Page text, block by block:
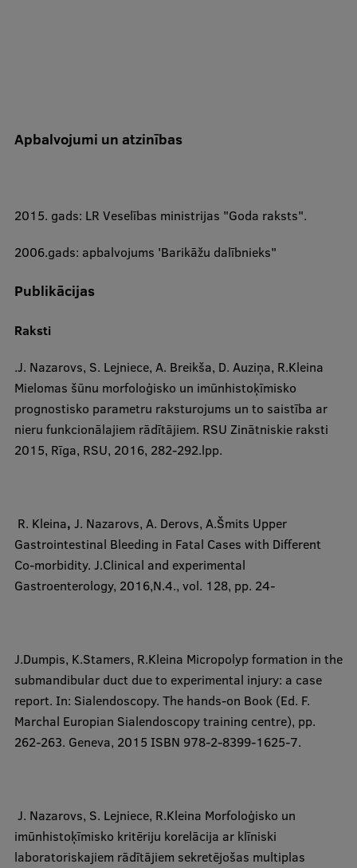
Apbalvojumi un atzinības
2015. gads: LR Veselības ministrijas "Goda raksts".
2006.gads: apbalvojums 'Barikāžu dalībnieks"
Publikācijas
Raksti
.J. Nazarovs, S. Lejniece, A. Breikša, D. Auziņa, R.Kleina
Mielomas šūnu morfoloģisko un imūnhistoķīmisko
prognostisko parametru raksturojums un to saistība ar
nieru funkcionālajiem rādītājiem. RSU Zinātniskie raksti
2015, Rīga, RSU, 2016, 282-292.lpp.
R. Kleina, J. Nazarovs, A. Derovs, A.Šmits Upper
Gastrointestinal Bleeding in Fatal Cases with Different
Co-morbidity. J.Clinical and experimental
Gastroenterology, 2016,N.4., vol. 128, pp. 24-
J.Dumpis, K.Stamers, R.Kleina Micropolyp formation in the
submandibular duct due to experimental injury: a case
report. In: Sialendoscopy. The hands-on Book (Ed. F.
Marchal Europian Sialendoscopy training centre), pp.
262-263. Geneva, 2015 ISBN 978-2-8399-1625-7.
​ J. Nazarovs, S. Lejniece, R.Kleina Morfoloģisko un
imūnhistoķīmisko kritēriju korelācija ar klīniski
laboratoriskajiem rādītājiem sekretējošas multiplas